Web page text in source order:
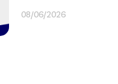
08/06/2026